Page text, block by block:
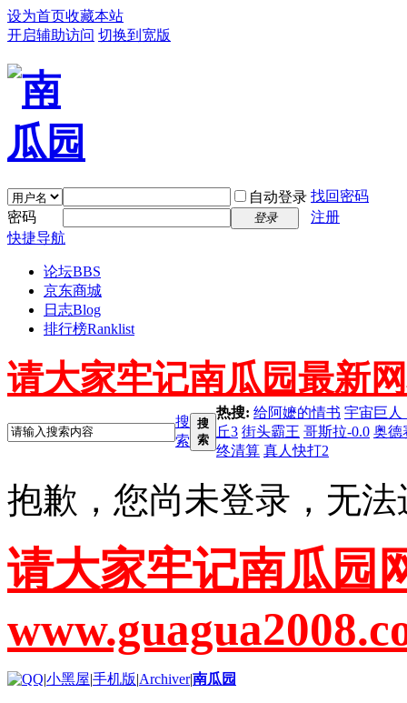
设为首页收藏本站
开启辅助访问 切换到宽版
自动登录 找回密码
密码
登录
注册
快捷导航
论坛BBS
京东商城
日志Blog
排行榜Ranklist
请大家牢记南瓜园最新
搜
索
搜
索
热搜: 给阿嬷的情书 宇宙巨人
丘3 街头霸王 哥斯拉-0.0 奥德
终清算 真人快打2
抱歉，您尚未登录，无
请大家牢记南瓜园
|小黑屋|手机版|Archiver|南瓜园